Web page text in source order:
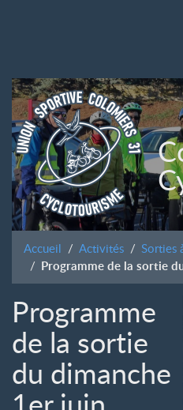
Accueil Activités Sorties
Programme de la sortie
Programme
de la sortie
du dimanche